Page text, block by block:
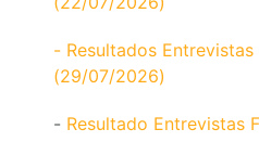
- Resultados
(29/07/2026)
- Resultado Entrevistas